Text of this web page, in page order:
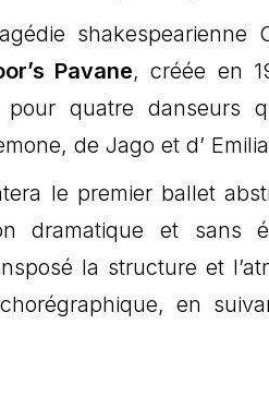
shakespearienne
Pavane, créée en
pour quatre danseurs
de Jago et d’
le premier ballet
dramatique et sans
la structure et
en